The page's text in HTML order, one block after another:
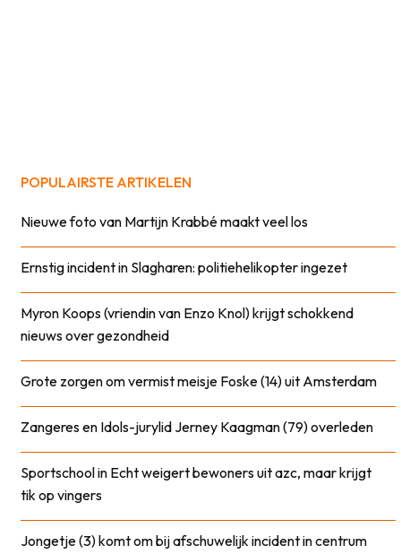
POPULAIRSTE ARTIKELEN
Nieuwe foto van Martijn Krabbé maakt veel los
Ernstig incident in Slagharen: politiehelikopter ingezet
Myron Koops (vriendin van Enzo Knol) krijgt schokkend
nieuws over gezondheid
Grote zorgen om vermist meisje Foske (14) uit Amsterdam
Zangeres en Idols-jurylid Jerney Kaagman (79) overleden
Sportschool in Echt weigert bewoners uit azc, maar krijgt
tik op vingers
Jongetje (3) komt om bij afschuwelijk incident in centrum